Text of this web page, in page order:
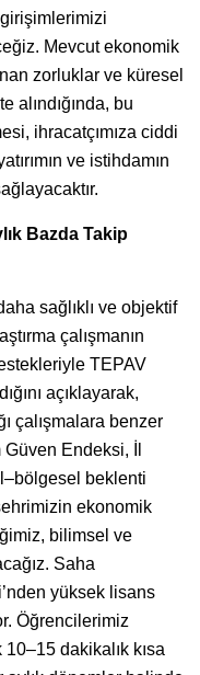
Mevcut ekonomik
zorluklar ve küresel
alındığında, bu
ihracatçımıza ciddi
ve istihdamın
Bazda Takip
sağlıklı ve objektif
çalışmanın
TEPAV
açıklayarak,
çalışmalara benzer
Endeksi, İl
beklenti
ekonomik
bilimsel ve
Saha
yüksek lisans
Öğrencilerimiz
10–15 dakikalık kısa